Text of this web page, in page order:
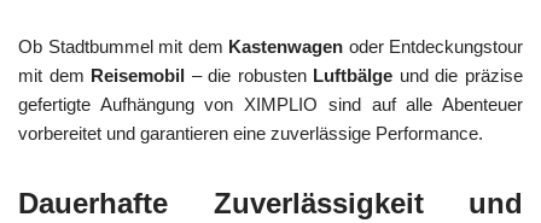
Ob Stadtbummel mit dem Kastenwagen oder Entdeckungstour
mit dem Reisemobil – die robusten Luftbälge und die präzise
gefertigte Aufhängung von XIMPLIO sind auf alle Abenteuer
vorbereitet und garantieren eine zuverlässige Performance.
Dauerhafte Zuverlässigkeit und